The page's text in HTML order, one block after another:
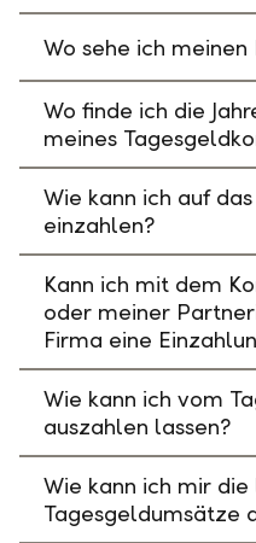
Wo sehe ich
Wo finde ich die
meines
Wie kann ich auf
einzahlen?
Kann ich mit dem
oder meiner
Firma eine
Wie kann ich vom
auszahlen lassen?
Wie kann ich mir
Tagesgeldumsätze